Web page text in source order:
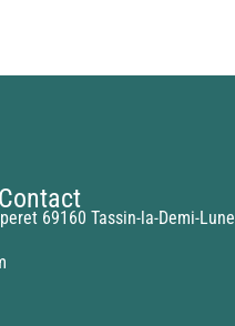
Contact
69160 Tassin-la-Demi-Lune